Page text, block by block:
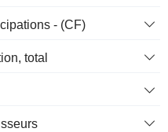
- (CF)
total